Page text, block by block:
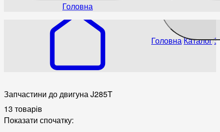
Головна
ГоловнаКаталог
Запчастини до двигуна J285T
13 товарів
Показати спочатку: